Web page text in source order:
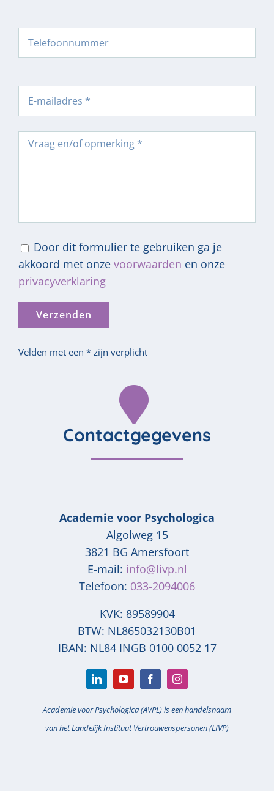
Door dit formulier te gebruiken ga je
akkoord met onze voorwaarden en onze
privacyverklaring
Velden met een * zijn verplicht
Contactgegevens
Academie voor Psychologica
Algolweg 15
3821 BG Amersfoort
E-mail: info@livp.nl
Telefoon: 033-2094006
KVK: 89589904
BTW: NL865032130B01
IBAN: NL84 INGB 0100 0052 17
Academie voor Psychologica (AVPL) is een handelsnaam
van het Landelijk Instituut Vertrouwenspersonen (LIVP)